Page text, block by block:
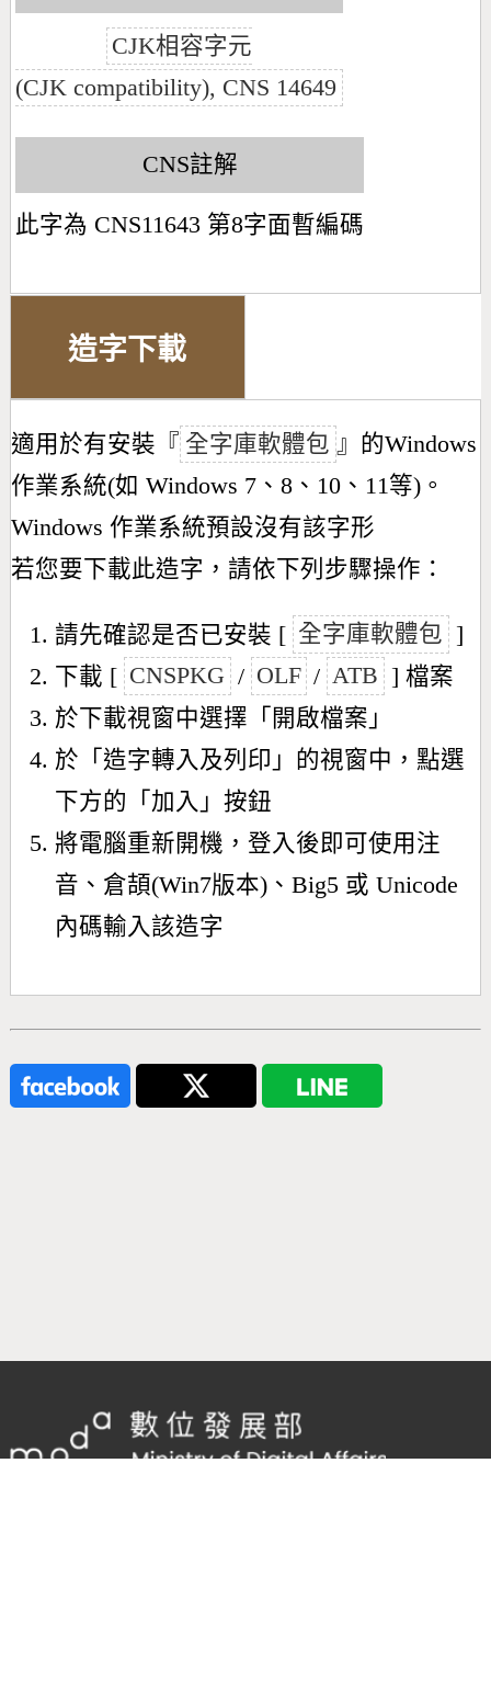
CJK相容字元
(CJK compatibility), CNS 14649
CNS註解
此字為 CNS11643 第8字面暫編碼
造字下載
適用於有安裝『 全字庫軟體包 』的Windows
作業系統(如 Windows 7、8、10、11等)。
Windows 作業系統預設沒有該字形
若您要下載此造字，請依下列步驟操作：
請先確認是否已安裝 [ 全字庫軟體包 ]
下載 [ CNSPKG / OLF / ATB ] 檔案
於下載視窗中選擇「開啟檔案」
於「造字轉入及列印」的視窗中，點選
下方的「加入」按鈕
將電腦重新開機，登入後即可使用注
音、倉頡(Win7版本)、Big5 或 Unicode
內碼輸入該造字